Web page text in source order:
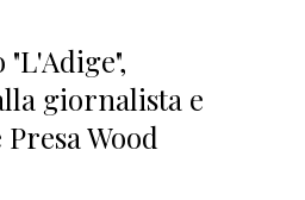
giornalista e
Wood